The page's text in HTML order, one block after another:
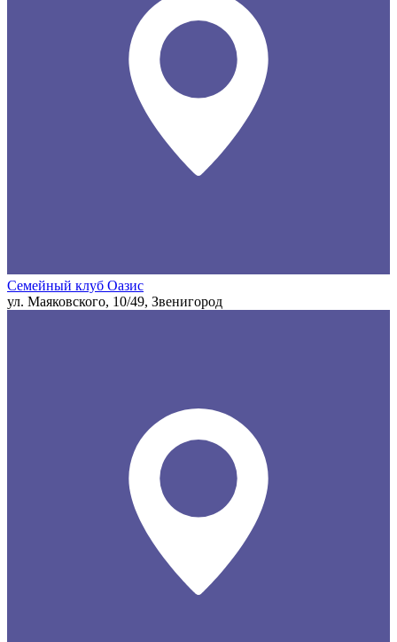
Семейный клуб Оазис
ул. Маяковского, 10/49, Звенигород